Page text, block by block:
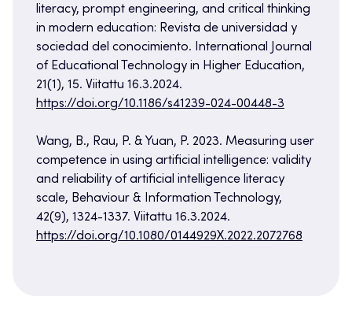
literacy, prompt engineering, and critical thinking
in modern education: Revista de universidad y
sociedad del conocimiento. International Journal
of Educational Technology in Higher Education,
21(1), 15. Viitattu 16.3.2024.
https://doi.org/10.1186/s41239-024-00448-3
Wang, B., Rau, P. & Yuan, P. 2023. Measuring user
competence in using artificial intelligence: validity
and reliability of artificial intelligence literacy
scale, Behaviour & Information Technology,
42(9), 1324-1337. Viitattu 16.3.2024.
https://doi.org/10.1080/0144929X.2022.2072768